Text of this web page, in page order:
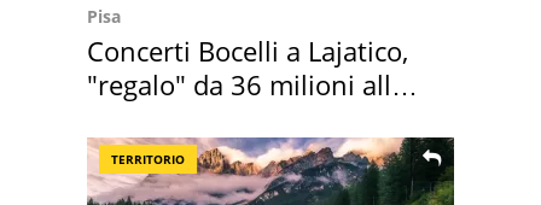
Pisa
Concerti Bocelli a Lajatico,
"regalo" da 36 milioni alla
TERRITORIO